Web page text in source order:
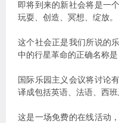
即将到来的新社会将是一
玩耍、创造、冥想、绽放。
这个社会正是我们所说的
中的行星革命的正确名称是
国际乐园主义会议将讨论
译成包括英语、法语、西
这是一场免费的在线活动